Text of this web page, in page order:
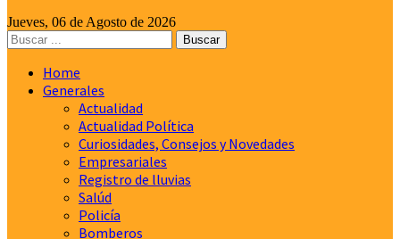
Jueves, 06 de Agosto de 2026
Home
Generales
Actualidad
Actualidad Política
Curiosidades, Consejos y Novedades
Empresariales
Registro de lluvias
Salúd
Policía
Bomberos